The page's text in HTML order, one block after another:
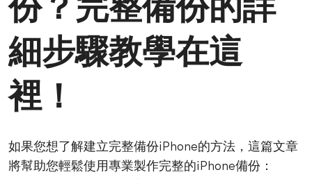
份？完整備份的詳
細步驟教學在這
裡！
如果您想了解建立完整備份iPhone的方法，這篇文章
將幫助您輕鬆使用專業製作完整的iPhone備份：